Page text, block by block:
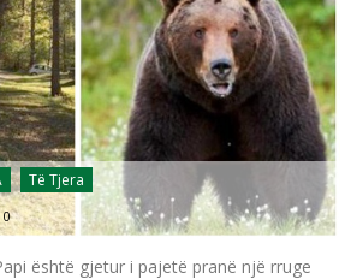
Të Tjera
0
është gjetur i pajetë pranë një rruge